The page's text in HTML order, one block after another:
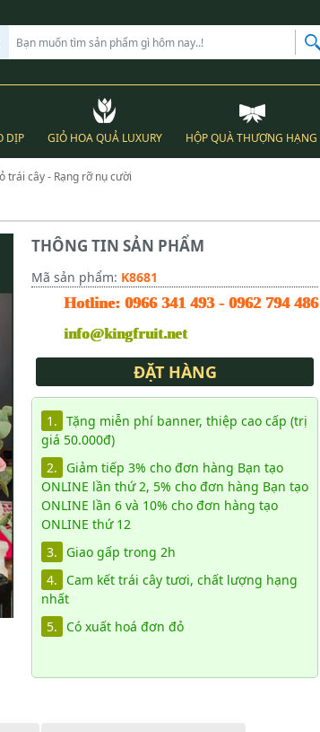
DỊP GIỎ HOA QUẢ LUXURY HỘP QUÀ THƯỢNG HẠNG
trái cây - Rạng rỡ nụ cười
THÔNG TIN SẢN PHẨM
Mã sản phẩm: K8681
Hotline: 0966 341 493 - 0962 794 486
info@kingfruit.net
ĐẶT HÀNG
1. Tặng miễn phí banner, thiệp cao cấp (trị
giá 50.000đ)
2.
Giảm tiếp 3% cho đơn hàng Bạn tạo
ONLINE lần thứ 2, 5% cho đơn hàng Bạn tạo
ONLINE lần 6 và 10% cho đơn hàng tạo
ONLINE thứ 12
3.
Giao gấp trong 2h
4.
Cam kết trái cây tươi, chất lượng hạng
nhất
5.
Có xuất hoá đơn đỏ